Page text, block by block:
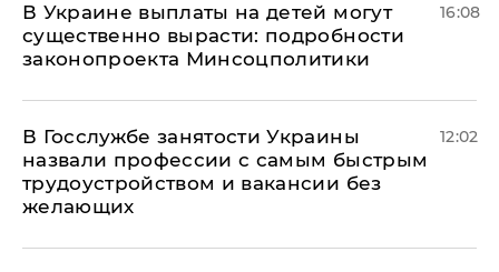
В Украине выплаты на детей могут
существенно вырасти: подробности
законопроекта Минсоцполитики
16:08
В Госслужбе занятости Украины
назвали профессии с самым быстрым
трудоустройством и вакансии без
желающих
12:02